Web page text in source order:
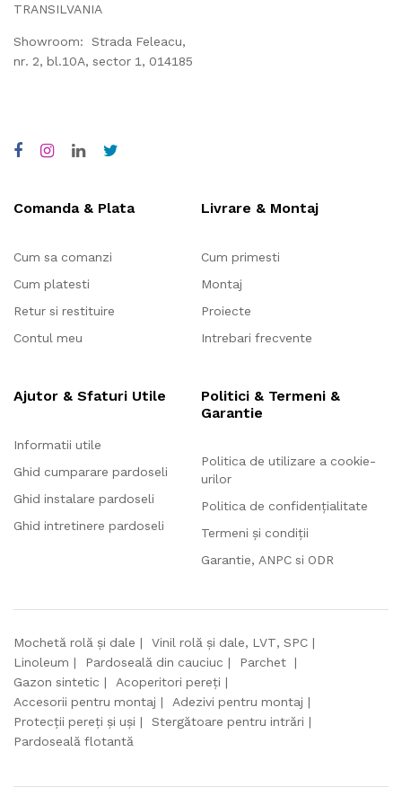
TRANSILVANIA
Showroom: Strada Feleacu,
nr. 2, bl.10A, sector 1, 014185
Comanda & Plata
Cum sa comanzi
Cum platesti
Retur si restituire
Contul meu
Livrare & Montaj
Cum primesti
Montaj
Proiecte
Intrebari frecvente
Ajutor & Sfaturi Utile
Informatii utile
Ghid cumparare pardoseli
Ghid instalare pardoseli
Ghid intretinere pardoseli
Politici & Termeni &
Garantie
Politica de utilizare a cookie-
urilor
Politica de confidențialitate
Termeni și condiții
Garantie, ANPC si ODR
Mochetă rolă și dale
Vinil rolă și dale, LVT, SPC
Linoleum
Pardoseală din cauciuc
Parchet
Gazon sintetic
Acoperitori pereți
Accesorii pentru montaj
Adezivi pentru montaj
Protecții pereți și uși
Stergătoare pentru intrări
Pardoseală flotantă